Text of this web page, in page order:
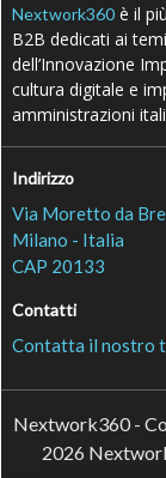
Nextwork360 è il
B2B dedicati ai
dell’Innovazione
cultura digitale e
amministrazioni
Indirizzo
Via Moretto da
Milano - Italia
CAP 20133
Contatti
Contatta il nostro
Nextwork360 -
2026